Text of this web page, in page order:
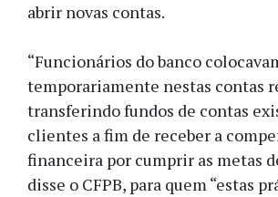
abrir novas contas.
“Funcionários do banco
temporariamente nestas contas
transferindo fundos de contas
clientes a fim de receber a
financeira por cumprir as metas
disse o CFPB, para quem “estas